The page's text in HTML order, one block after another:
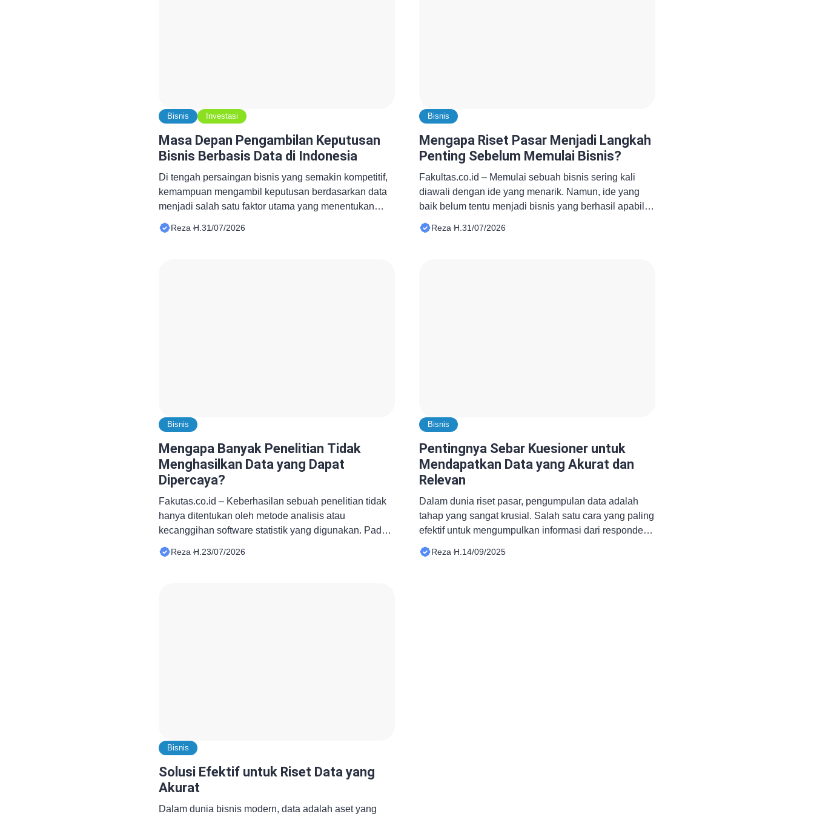
Bisnis Investasi
Masa Depan Pengambilan Keputusan
Bisnis Berbasis Data di Indonesia
Di tengah persaingan bisnis yang semakin kompetitif,
kemampuan mengambil keputusan berdasarkan data
menjadi salah satu faktor utama yang menentukan
keberhasilan sebuah organisasi. Perusahaan tidak lagi
hanya mengandalkan pengalaman atau intuisi, tetapi
Reza H.31/07/2026
Bisnis
Mengapa Riset Pasar Menjadi Langkah
Penting Sebelum Memulai Bisnis?
Fakultas.co.id – Memulai sebuah bisnis sering kali
diawali dengan ide yang menarik. Namun, ide yang
baik belum tentu menjadi bisnis yang berhasil apabila
tidak didukung oleh data yang akurat. Banyak pelaku
usaha gagal bukan karena produknya buruk,
Reza H.31/07/2026
Bisnis
Mengapa Banyak Penelitian Tidak
Menghasilkan Data yang Dapat
Dipercaya?
Fakutas.co.id – Keberhasilan sebuah penelitian tidak
hanya ditentukan oleh metode analisis atau
kecanggihan software statistik yang digunakan. Pada
kenyataannya, kualitas hasil penelitian justru sangat
bergantung pada proses pengumpulan data sejak
Reza H. 23/07/2026
Bisnis
Pentingnya Sebar Kuesioner untuk
Mendapatkan Data yang Akurat dan
Relevan
Dalam dunia riset pasar, pengumpulan data adalah
tahap yang sangat krusial. Salah satu cara yang paling
efektif untuk mengumpulkan informasi dari responden
adalah melalui kuesioner. Namun, meskipun
pembuatan kuesioner sudah jelas, proses penyebaran
Reza H. 14/09/2025
Bisnis
Solusi Efektif untuk Riset Data yang
Akurat
Dalam dunia bisnis modern, data adalah aset yang